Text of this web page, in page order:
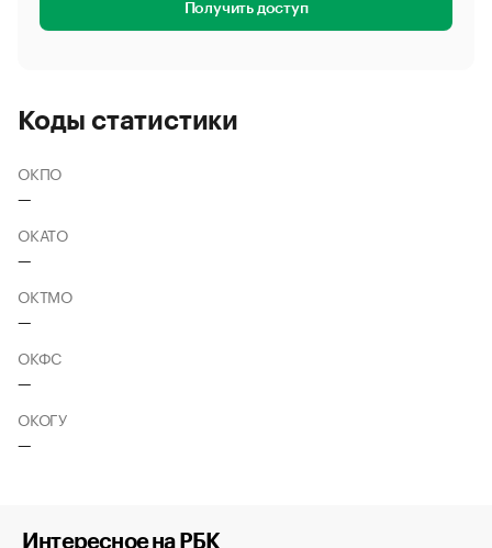
Получить доступ
Коды статистики
ОКПО
—
ОКАТО
—
ОКТМО
—
ОКФС
—
ОКОГУ
—
Интересное на РБК